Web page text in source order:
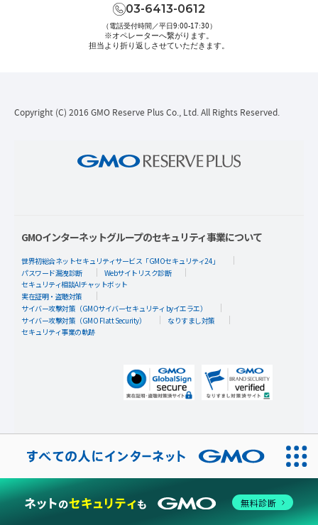
03-6413-0612
（電話受付時間／平日9:00-17:30）
※オペレーターへ繋がります。
担当より折り返しさせていただきます。
Copyright (C) 2016 GMO Reserve Plus Co., Ltd. All Rights Reserved.
GMOインターネットグループのセキュリティ事業について
世界初総合ネットセキュリティサービス「GMOセキュリティ24」
パスワード漏洩診断
Webサイトリスク診断
セキュリティ相談AIチャットボット
実在証明・盗聴対策
サイバー攻撃対策（GMOサイバーセキュリティ byイエラエ）
サイバー攻撃対策（GMO Flatt Security）
なりすまし対策
セキュリティ事業の軌跡
無料診断